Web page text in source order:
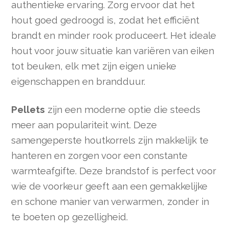
authentieke ervaring. Zorg ervoor dat het
hout goed gedroogd is, zodat het efficiënt
brandt en minder rook produceert. Het ideale
hout voor jouw situatie kan variëren van eiken
tot beuken, elk met zijn eigen unieke
eigenschappen en brandduur.
Pellets zijn een moderne optie die steeds
meer aan populariteit wint. Deze
samengeperste houtkorrels zijn makkelijk te
hanteren en zorgen voor een constante
warmteafgifte. Deze brandstof is perfect voor
wie de voorkeur geeft aan een gemakkelijke
en schone manier van verwarmen, zonder in
te boeten op gezelligheid.